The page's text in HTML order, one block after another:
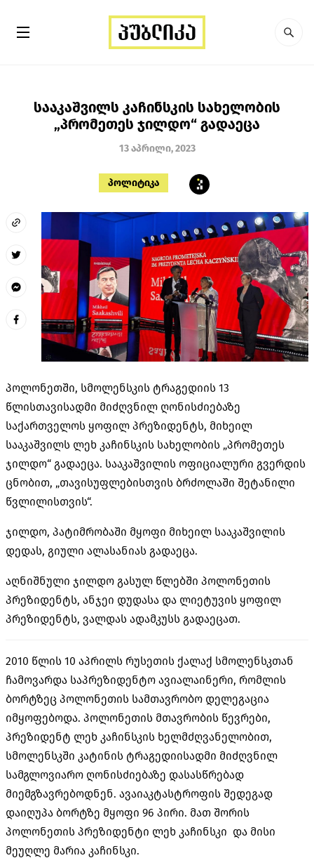
სააკაშვილს კაჩინსკის სახელობის
„პრომეთეს ჯილდო“ გადაეცა
13 აპრილი, 2023
პოლიტიკა
პოლონეთში, სმოლენსკის ტრაგედიის 13
წლისთავისადმი მიძღვნილ ღონისძიებაზე
საქართველოს ყოფილ პრეზიდენტს, მიხეილ
სააკაშვილს ლეხ კაჩინსკის სახელობის „პრომეთეს
ჯილდო“ გადაეცა. სააკაშვილის ოფიციალური გვერდის
ცნობით, „თავისუფლებისთვის ბრძოლაში შეტანილი
წვლილისთვის“.
ჯილდო, პატიმრობაში მყოფი მიხეილ სააკაშვილის
დედას, გიული ალასანიას გადაეცა.
აღნიშნული ჯილდო გასულ წლებში პოლონეთის
პრეზიდენტს, ანჯეი დუდასა და ლიეტუვის ყოფილ
პრეზიდენტს, ვალდას ადამკუსს გადაეცათ.
2010 წლის 10 აპრილს რუსეთის ქალაქ სმოლენსკთან
ჩამოვარდა საპრეზიდენტო ავიალაინერი, რომლის
ბორტზეც პოლონეთის სამთავრობო დელეგაცია
იმყოფებოდა. პოლონეთის მთავრობის წევრები,
პრეზიდენტ ლეხ კაჩინსკის ხელმძღვანელობით,
სმოლენსკში კატინის ტრაგედიისადმი მიძღვნილ
სამგლოვიარო ღონისძიებაზე დასასწრებად
მიემგზავრებოდნენ. ავაიაკტასტროფის შედეგად
დაიღუპა ბორტზე მყოფი 96 პირი. მათ შორის
პოლონეთის პრეზიდენტი ლეხ კაჩინსკი და მისი
მეუღლე მარია კაჩინსკი.